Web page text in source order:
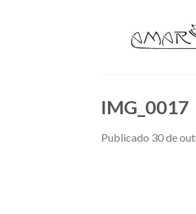
IMG_0017
Publicado 30 de